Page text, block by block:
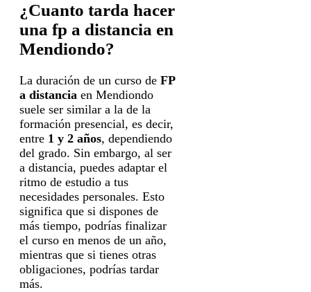
¿Cuanto tarda hacer
una fp a distancia en
Mendiondo?
La duración de un curso de FP
a distancia en Mendiondo
suele ser similar a la de la
formación presencial, es decir,
entre 1 y 2 años, dependiendo
del grado. Sin embargo, al ser
a distancia, puedes adaptar el
ritmo de estudio a tus
necesidades personales. Esto
significa que si dispones de
más tiempo, podrías finalizar
el curso en menos de un año,
mientras que si tienes otras
obligaciones, podrías tardar
más.